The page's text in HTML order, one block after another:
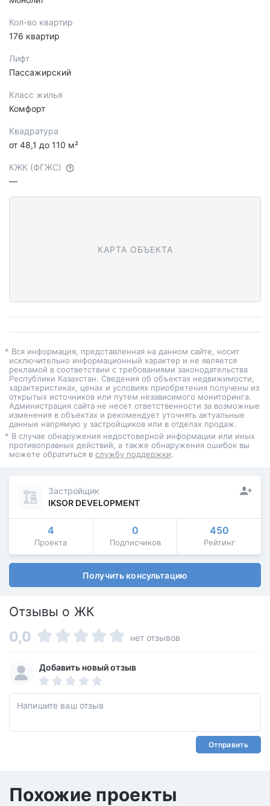
Кол-во квартир
176 квартир
Лифт
Пассажирский
Класс жилья
Комфорт
Квадратура
от 48,1 до 110 м²
КЖК (ФГЖС)
—
КАРТА ОБЪЕКТА
* Вся информация, представленная на данном сайте, носит
исключительно информационный характер и не является
рекламой в соответствии с требованиями законодательства
Республики Казахстан. Сведения об объектах недвижимости,
характеристиках, ценах и условиях приобретения получены из
открытых источников или путем независимого мониторинга.
Администрация сайта не несет ответственности за возможные
изменения в объектах и рекомендует уточнять актуальные
данные напрямую у застройщиков или в отделах продаж.
* В случае обнаружения недостоверной информации или иных
противоправных действий, а также обнаружения ошибок вы
можете обратиться в службу поддержки.
Застройщик
IKSOR DEVELOPMENT
4
Проекта
0
Подписчиков
450
Рейтинг
Получить консультацию
Отзывы о ЖК
0,0 нет отзывов
Добавить новый отзыв
Отправить
Похожие проекты